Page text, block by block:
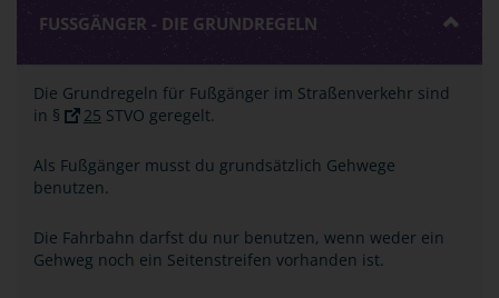
FUSSGÄNGER - DIE GRUNDREGELN
Die Grundregeln für Fußgänger im Straßenverkehr sind
in §
25 STVO geregelt.
Als Fußgänger musst du grundsätzlich Gehwege
benutzen.
Die Fahrbahn darfst du nur benutzen, wenn weder ein
Gehweg noch ein Seitenstreifen vorhanden ist.